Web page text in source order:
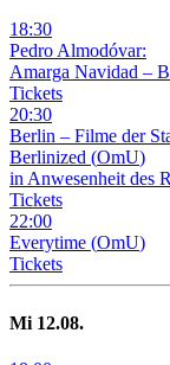
18:30
Pedro Almodóvar:
Amarga Navidad –
Tickets
20:30
Berlin – Filme der
Berlinized (OmU)
in Anwesenheit des
Tickets
22:00
Everytime (OmU)
Tickets
Mi 12.08.